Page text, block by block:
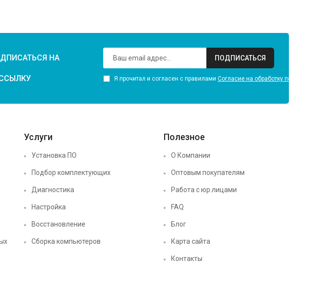
НА ПОДПИСАТЬСЯ
Я прочитал и согласен с правилами Согласие на обработку
Услуги
Установка ПО
Подбор комплектующих
Диагностика
Настройка
Восстановление
Сборка компьютеров
Полезное
О Компании
Оптовым покупателям
Работа с юр.лицами
FAQ
Блог
Карта сайта
Контакты